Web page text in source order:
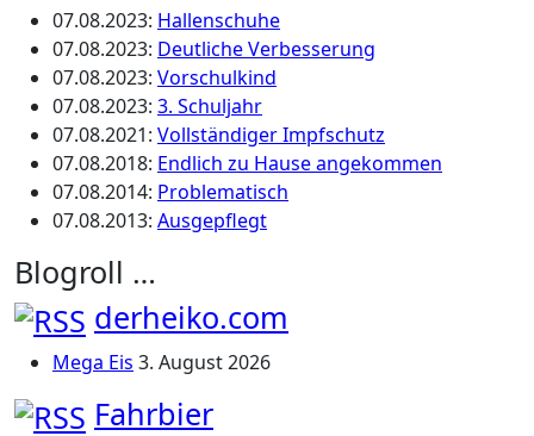
07.08.2023: Hallenschuhe
07.08.2023: Deutliche Verbesserung
07.08.2023: Vorschulkind
07.08.2023: 3. Schuljahr
07.08.2021: Vollständiger Impfschutz
07.08.2018: Endlich zu Hause angekommen
07.08.2014: Problematisch
07.08.2013: Ausgepflegt
Blogroll …
derheiko.com
Mega Eis 3. August 2026
Fahrbier